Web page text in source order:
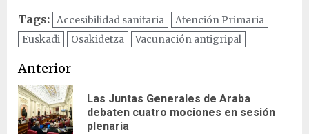
Tags: Accesibilidad sanitaria
Atención Primaria
Euskadi
Osakidetza Vacunación antigripal
Navegación
de
entradas
Anterior
Las Juntas Generales de Araba
debaten cuatro mociones en sesión
plenaria